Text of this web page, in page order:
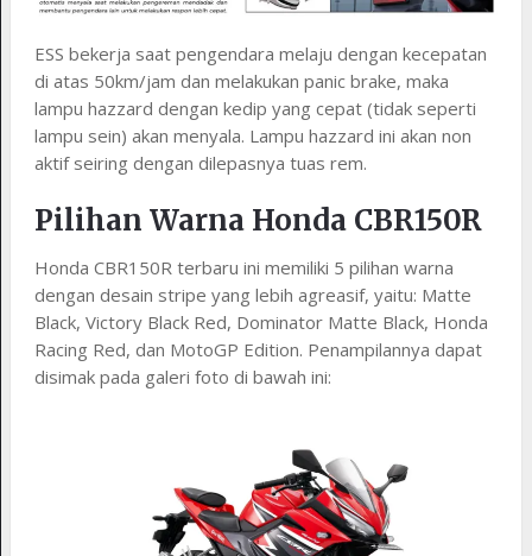
ESS bekerja saat pengendara melaju dengan kecepatan
di atas 50km/jam dan melakukan panic brake, maka
lampu hazzard dengan kedip yang cepat (tidak seperti
lampu sein) akan menyala. Lampu hazzard ini akan non
aktif seiring dengan dilepasnya tuas rem.
Pilihan Warna Honda CBR150R
Honda CBR150R terbaru ini memiliki 5 pilihan warna
dengan desain stripe yang lebih agreasif, yaitu: Matte
Black, Victory Black Red, Dominator Matte Black, Honda
Racing Red, dan MotoGP Edition. Penampilannya dapat
disimak pada galeri foto di bawah ini: